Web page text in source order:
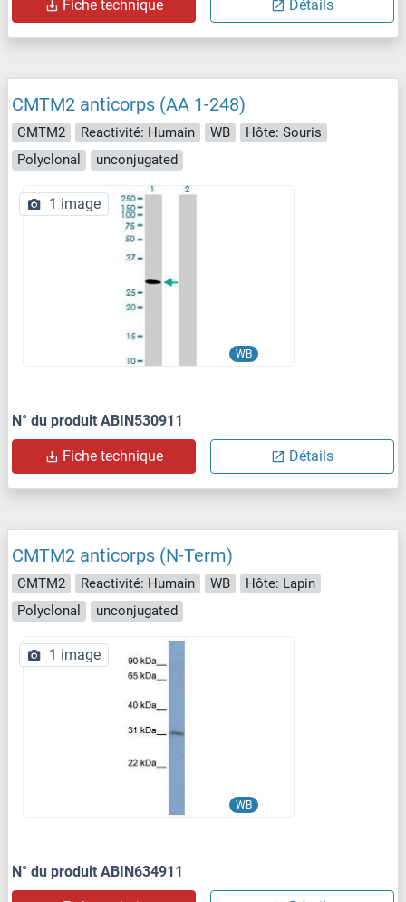
Fiche technique Détails
CMTM2 anticorps (AA 1-248)
CMTM2 Reactivité: Humain WB
Hôte: Souris
Polyclonal
unconjugated
WB
1 image
N° du produit ABIN530911
Fiche technique Détails
CMTM2 anticorps (N-Term)
CMTM2 Reactivité: Humain WB
Hôte: Lapin
Polyclonal
unconjugated
WB
1 image
N° du produit ABIN634911